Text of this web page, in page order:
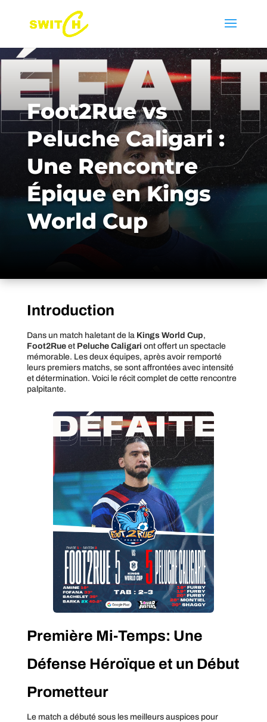
Foot2Rue vs
Peluche Caligari :
Une Rencontre
Épique en Kings
World Cup
Introduction
Dans un match haletant de la Kings World Cup,
Foot2Rueet Peluche Caligari ont offert un spectacle
mémorable. Les deux équipes, après avoir remporté
leurs premiers matchs, se sont affrontées avec intensité
et détermination. Voici le récit complet de cette rencontre
palpitante.
Première Mi-Temps: Une
Défense Héroïque et un Début
Prometteur
Le match a débuté sous les meilleurs auspices pour